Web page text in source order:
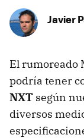
Javier
El rumoreado
podría tener
NXT según
diversos